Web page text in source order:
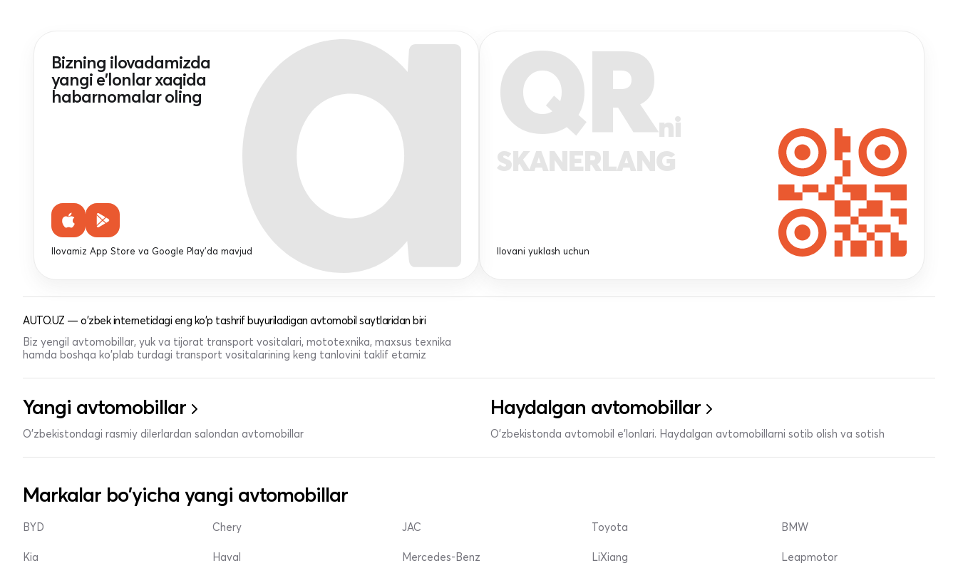
Bizning ilovadamizda
yangi e'lonlar xaqida
habarnomalar oling
Ilovamiz App Store va Google Play'da mavjud
QRni
SKANERLANG
Ilovani yuklash uchun
AUTO.UZ — o'zbek internetidagi eng ko'p tashrif buyuriladigan avtomobil saytlaridan biri
Biz yengil avtomobillar, yuk va tijorat transport vositalari, mototexnika, maxsus texnika
hamda boshqa ko'plab turdagi transport vositalarining keng tanlovini taklif etamiz
Yangi avtomobillar
O'zbekistondagi rasmiy dilerlardan salondan avtomobillar
Haydalgan avtomobillar
O'zbekistonda avtomobil e’lonlari. Haydalgan avtomobillarni sotib olish va sotish
Markalar bo'yicha yangi avtomobillar
BYD
Kia
Chery
Haval
JAC
Mercedes-Benz
Toyota
LiXiang
BMW
Leapmotor